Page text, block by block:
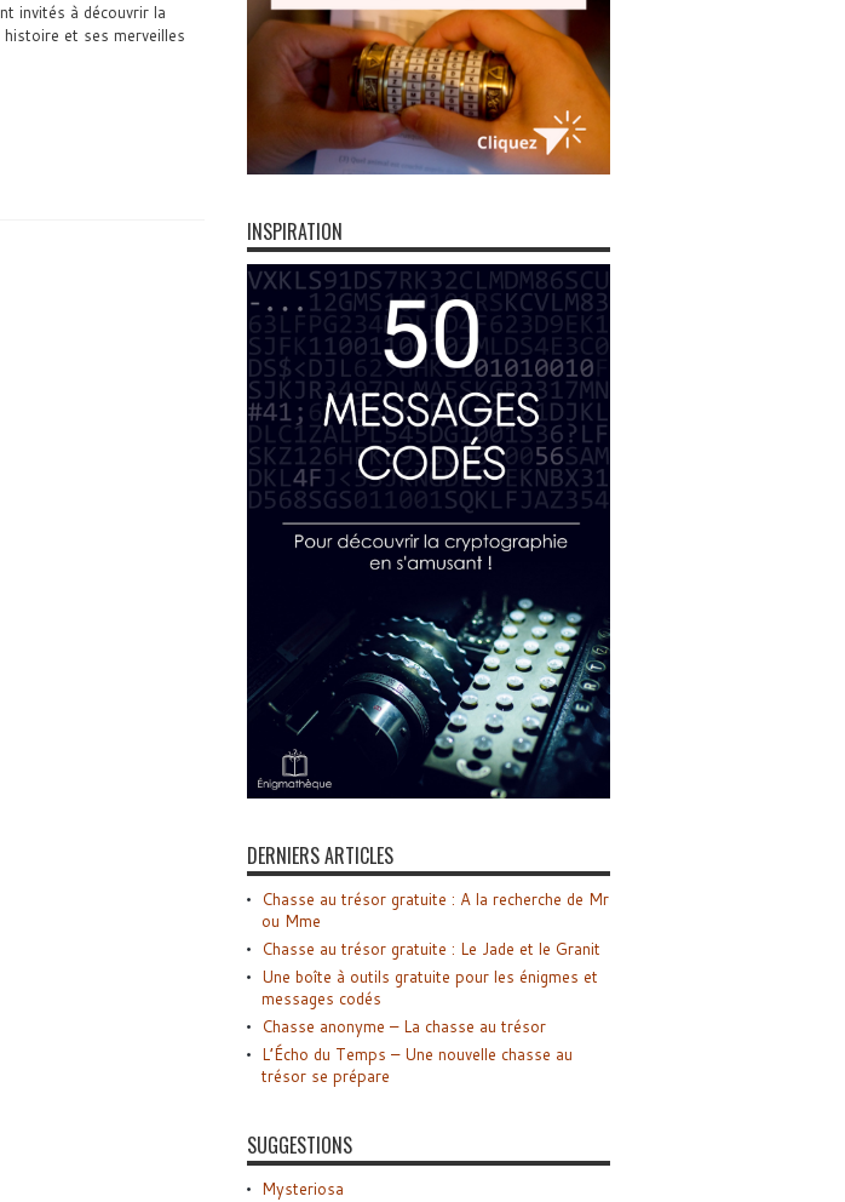
invités à découvrir la
et ses merveilles
INSPIRATION
DERNIERS ARTICLES
Chasse au trésor gratuite : A la recherche de Mr
ou Mme
Chasse au trésor gratuite : Le Jade et le Granit
Une boîte à outils gratuite pour les énigmes et
messages codés
Chasse anonyme – La chasse au trésor
L’Écho du Temps – Une nouvelle chasse au
trésor se prépare
SUGGESTIONS
Mysteriosa